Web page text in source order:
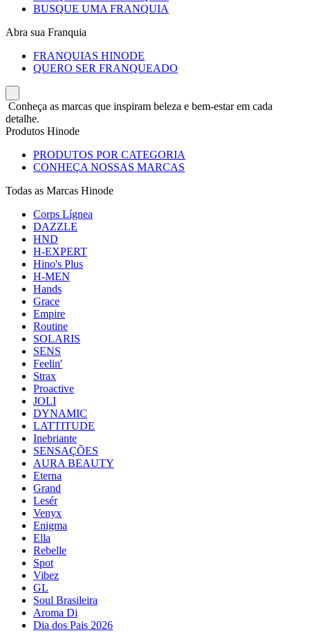
BUSQUE UMA FRANQUIA
Abra sua Franquia
FRANQUIAS HINODE
QUERO SER FRANQUEADO
Conheça as marcas que inspiram beleza e bem-estar em cada
detalhe.
Produtos Hinode
PRODUTOS POR CATEGORIA
CONHEÇA NOSSAS MARCAS
Todas as Marcas Hinode
Corps Lígnea
DAZZLE
HND
H-EXPERT
Hino's Plus
H-MEN
Hands
Grace
Empire
Routine
SOLARIS
SENS
Feelin'
Strax
Proactive
JOLI
DYNAMIC
LATTITUDE
Inebriante
SENSAÇÕES
AURA BEAUTY
Eterna
Grand
Lesér
Venyx
Enigma
Ella
Rebelle
Spot
Vibez
GL
Soul Brasileira
Aroma Di
Dia dos Pais 2026